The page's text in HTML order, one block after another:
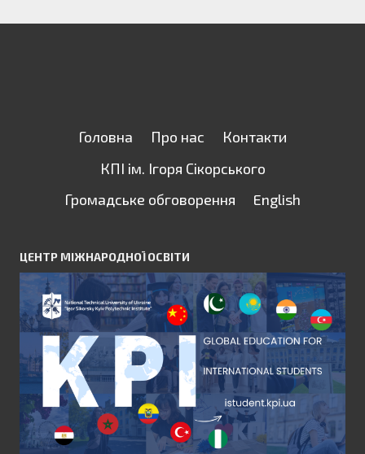
Головна Про нас
Контакти
КПІ ім. Ігоря Сікорського
Громадське обговорення
English
ЦЕНТР МІЖНАРОДНОЇ ОСВІТИ